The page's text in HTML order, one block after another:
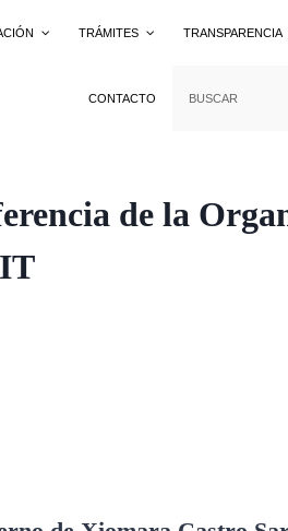
TRÁMITES TRANSPARENCIA
CONTACTO
de la